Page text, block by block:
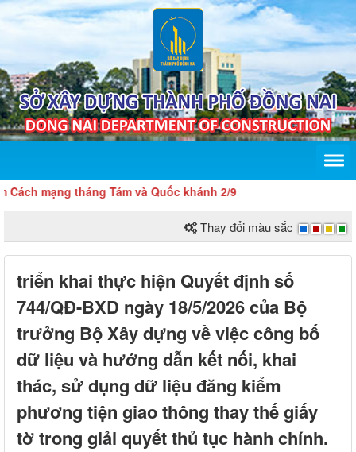
mạng tháng Tám và Quốc khánh 2/9
Thay đổi màu sắc
triển khai thực hiện Quyết định số
744/QĐ-BXD ngày 18/5/2026 của Bộ
trưởng Bộ Xây dựng về việc công bố
dữ liệu và hướng dẫn kết nối, khai
thác, sử dụng dữ liệu đăng kiểm
phương tiện giao thông thay thế giấy
tờ trong giải quyết thủ tục hành chính.